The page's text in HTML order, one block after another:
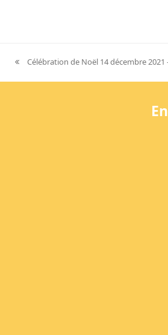
previous
post:
Célébration de Noël 14 décembre 2021